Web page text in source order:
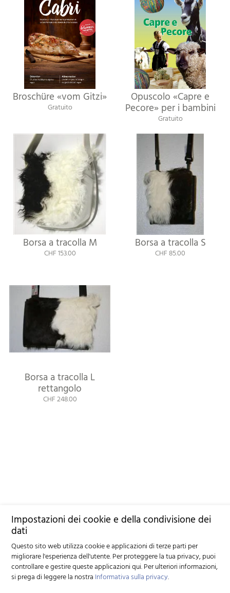
Broschüre «vom Gitzi»
Gratuito
Opuscolo «Capre e
Pecore» per i bambini
Gratuito
Borsa a tracolla M
CHF 153.00
Borsa a tracolla S
CHF 85.00
Borsa a tracolla L
rettangolo
CHF 248.00
Impostazioni dei cookie e della condivisione dei
dati
Questo sito web utilizza cookie e applicazioni di terze parti per
migliorare l'esperienza dell'utente. Per proteggere la tua privacy, puoi
controllare e gestire queste applicazioni qui.Per ulteriori informazioni,
si prega di leggere la nostra Informativa sulla privacy.